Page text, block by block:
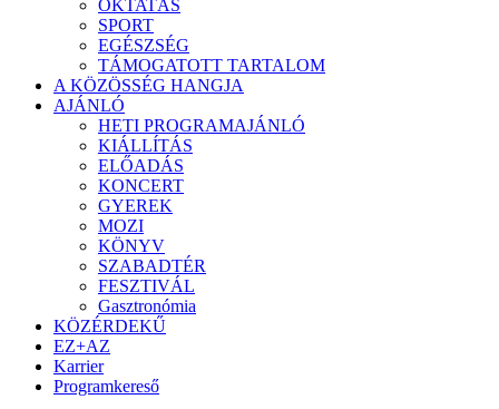
OKTATÁS
SPORT
EGÉSZSÉG
TÁMOGATOTT TARTALOM
A KÖZÖSSÉG HANGJA
AJÁNLÓ
HETI PROGRAMAJÁNLÓ
KIÁLLÍTÁS
ELŐADÁS
KONCERT
GYEREK
MOZI
KÖNYV
SZABADTÉR
FESZTIVÁL
Gasztronómia
KÖZÉRDEKŰ
EZ+AZ
Karrier
Programkereső